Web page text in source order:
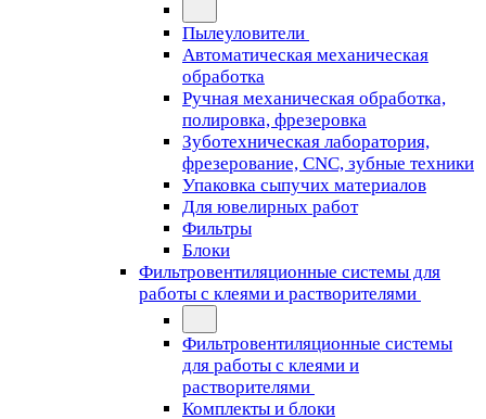
Пылеуловители
Автоматическая механическая
обработка
Ручная механическая обработка,
полировка, фрезеровка
Зуботехническая лаборатория,
фрезерование, CNC, зубные техники
Упаковка сыпучих материалов
Для ювелирных работ
Фильтры
Блоки
Фильтровентиляционные системы для
работы с клеями и растворителями
Фильтровентиляционные системы
для работы с клеями и
растворителями
Комплекты и блоки